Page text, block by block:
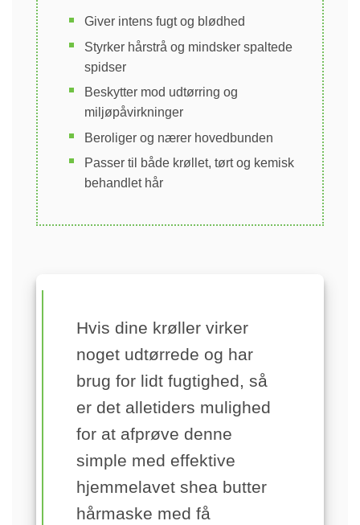
Giver intens fugt og blødhed
Styrker hårstrå og mindsker spaltede
spidser
Beskytter mod udtørring og
miljøpåvirkninger
Beroliger og nærer hovedbunden
Passer til både krøllet, tørt og kemisk
behandlet hår
Hvis dine krøller virker
noget udtørrede og har
brug for lidt fugtighed, så
er det alletiders mulighed
for at afprøve denne
simple med effektive
hjemmelavet shea butter
hårmaske med få